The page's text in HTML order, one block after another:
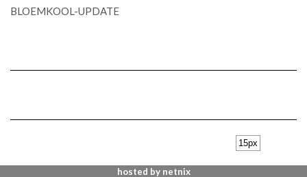
hosted by netnix
BLOEMKOOL-UPDATE